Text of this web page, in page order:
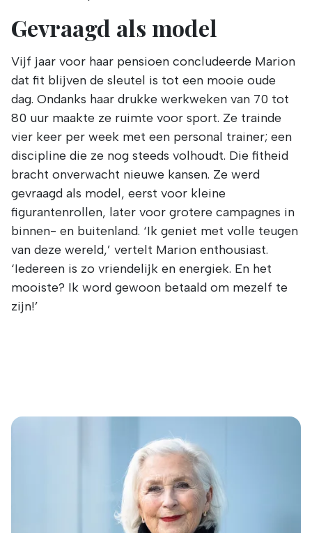
Gevraagd als model
Vijf jaar voor haar pensioen concludeerde Marion
dat fit blijven de sleutel is tot een mooie oude
dag. Ondanks haar drukke werkweken van 70 tot
80 uur maakte ze ruimte voor sport. Ze trainde
vier keer per week met een personal trainer; een
discipline die ze nog steeds volhoudt. Die fitheid
bracht onverwacht nieuwe kansen. Ze werd
gevraagd als model, eerst voor kleine
figurantenrollen, later voor grotere campagnes in
binnen- en buitenland. ‘Ik geniet met volle teugen
van deze wereld,’ vertelt Marion enthousiast.
‘Iedereen is zo vriendelijk en energiek. En het
mooiste? Ik word gewoon betaald om mezelf te
zijn!’